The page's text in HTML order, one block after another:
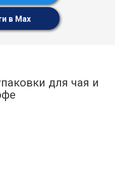
в Max
для чая и